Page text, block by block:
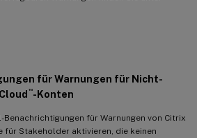
für Warnungen für Nicht-
™-Konten
Benachrichtigungen für Warnungen von Citrix
für Stakeholder aktivieren, die keinen